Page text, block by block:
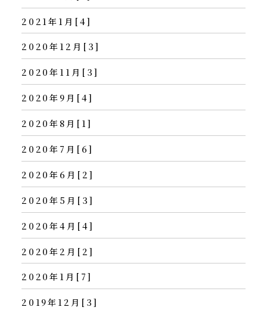
2021年1月[4]
2020年12月[3]
2020年11月[3]
2020年9月[4]
2020年8月[1]
2020年7月[6]
2020年6月[2]
2020年5月[3]
2020年4月[4]
2020年2月[2]
2020年1月[7]
2019年12月[3]